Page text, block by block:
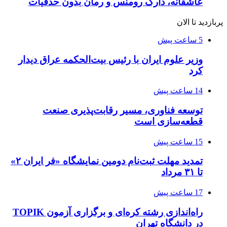
پربازدید تا الان
5 ساعت پیش
وزیر علوم ایران با رئیس بیت‌الحکمه عراق دیدار
کرد
14 ساعت پیش
توسعه فناوری، مسیر رقابت‌پذیری صنعت
قطعه‌سازی است
15 ساعت پیش
تمدید مهلت ثبت‌نام دومین نمایشگاه «فر ایران ۲»
تا ۳۱ مرداد
17 ساعت پیش
راه‌اندازی رشته کره‌ای و برگزاری آزمون TOPIK
در دانشگاه تهران